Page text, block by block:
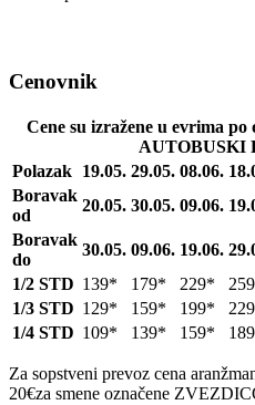
Cenovnik
Cene su izražene u evrima
AUTOBUSKI
Polazak 19.05. 29.05. 08.06.
Boravak
od
20.05. 30.05. 09.06.
Boravak
do
30.05. 09.06. 19.06.
1/2 STD 139* 179* 229* 259
1/3 STD 129* 159* 199* 229
1/4 STD 109* 139* 159* 189
Za sopstveni prevoz cena
20€za smene označene